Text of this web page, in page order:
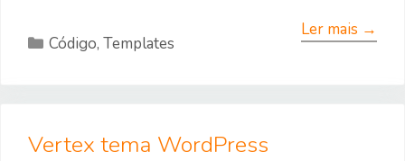
Ler mais →
Categorias
Código,Templates
Vertex tema WordPress